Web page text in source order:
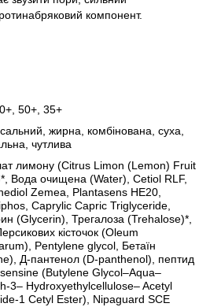
компонент.
50+, 35+
жирна, комбінована, суха,
чутлива
лимону (Citrus Limon (Lemon) Fruit
Вода очищена (Water), Cetiol RLF,
Zemea, Plantasens HE20,
Caprylic Capric Triglyceride,
(Glycerin), Трегалоза (Trehalose)*,
кісточок (Oleum
Pentylene glycol, Бетаїн
Д-пантенол (D-panthenol), пептид
(Butylene Glycol–Aqua–
3– Hydroxyethylcellulose– Acetyl
1 Cetyl Ester), Nipaguard SCE